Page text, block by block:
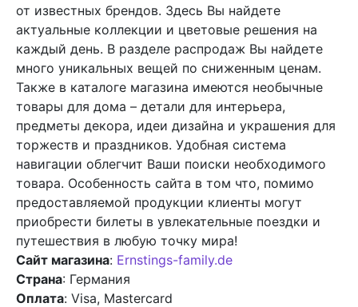
от известных брендов. Здесь Вы найдете
актуальные коллекции и цветовые решения на
каждый день. В разделе распродаж Вы найдете
много уникальных вещей по сниженным ценам.
Также в каталоге магазина имеются необычные
товары для дома – детали для интерьера,
предметы декора, идеи дизайна и украшения для
торжеств и праздников. Удобная система
навигации облегчит Ваши поиски необходимого
товара. Особенность сайта в том что, помимо
предоставляемой продукции клиенты могут
приобрести билеты в увлекательные поездки и
путешествия в любую точку мира!
Сайт магазина: Ernstings-family.de
Страна: Германия
Оплата: Visa, Mastercard